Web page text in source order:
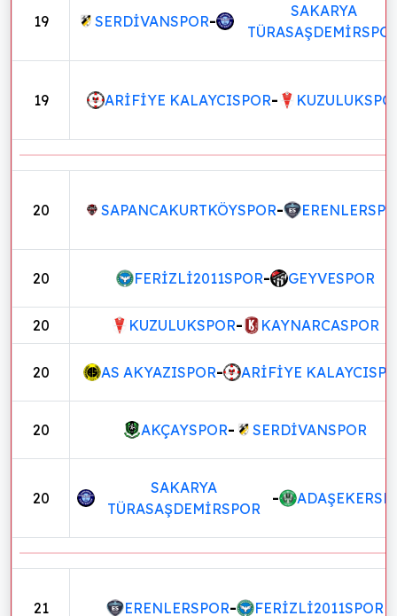
19 SERDİVANSPOR-
SAKARYA
19 ARİFİYE KALAYCISPOR-
20 SAPANCAKURTKÖYSPOR-
20 FERİZLİ2011SPOR- GEYVESPOR
20 KUZULUKSPOR- KAYNARCASPOR
20 AS AKYAZISPOR- ARİFİYE
20 AKÇAYSPOR- SERDİVANSPOR
20
SAKARYA
TÜRASAŞDEMİRSPOR
-
21 ERENLERSPOR- FERİZLİ2011SPOR